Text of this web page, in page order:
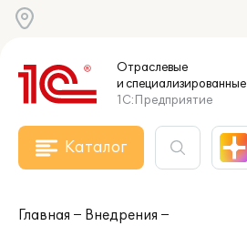
Отраслевые
и специализированные
1С:Предприятие
Каталог
Главная
Внедрения